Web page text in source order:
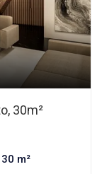
30m²
30 m²